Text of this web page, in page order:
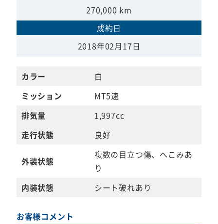
270,000 km
成約日
2018年02月17日
カラー
白
ミッション
MT5速
排気量
1,997cc
走行状態
良好
外装状態
複数の目立つ傷、へこみあ
り
内装状態
シート破れあり
お客様コメント